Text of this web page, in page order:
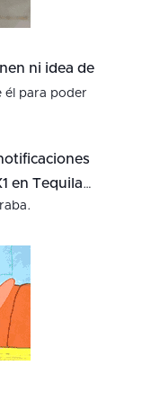
ni idea de
él para poder
en Tequila…